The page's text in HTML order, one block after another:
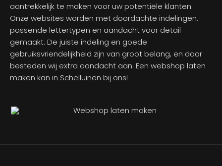
aantrekkelijk te maken voor uw potentiële klanten.
Onze websites worden met doordachte indelingen,
passende lettertypen en aandacht voor detail
gemaakt. De juiste indeling en goede
gebruiksvriendelijkheid zijn van groot belang, en daar
besteden wij extra aandacht aan. Een webshop laten
maken kan in Schelluinen bij ons!